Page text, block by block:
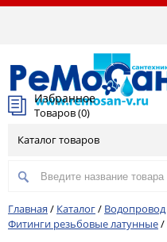
Избранное
Товаров (0)
Каталог товаров
Главная / Каталог/ Водопровод
Фитинги резьбовые латунные/